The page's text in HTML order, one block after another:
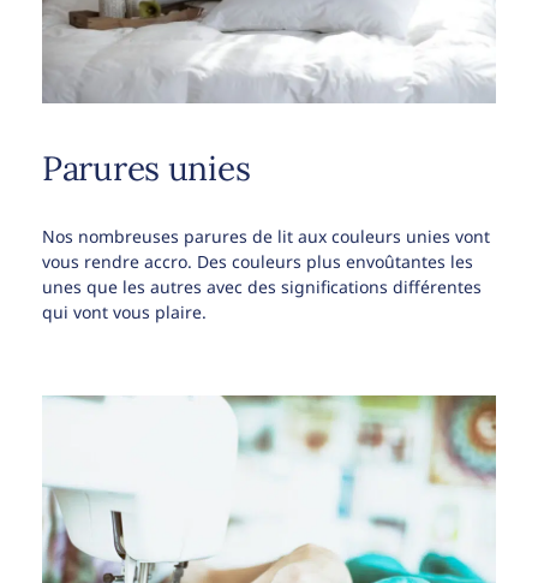
Parures unies
Nos nombreuses parures de lit aux couleurs unies vont
vous rendre accro. Des couleurs plus envoûtantes les
unes que les autres avec des significations différentes
qui vont vous plaire.